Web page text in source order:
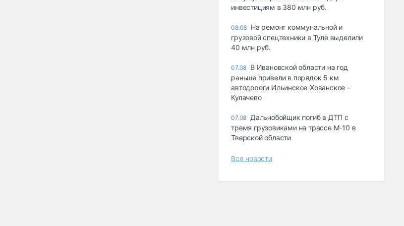
инвестициям в 380 млн руб.
08.08 На ремонт коммунальной и
грузовой спецтехники в Туле выделили
40 млн руб.
07.08 В Ивановской области на год
раньше привели в порядок 5 км
автодороги Ильинское-Хованское –
Кулачево
07.08 Дальнобойщик погиб в ДТП с
тремя грузовиками на трассе М-10 в
Тверской области
Все новости